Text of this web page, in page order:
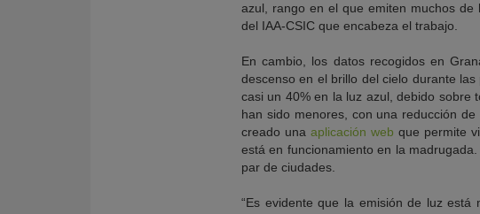
azul, rango en el que emiten muchos de
del IAA-CSIC que encabeza el trabajo.
En cambio, los datos recogidos en
descenso en el brillo del cielo durante
casi un 40% en la luz azul, debido sobre
han sido menores, con una reducción
creado una aplicación web que permite
está en funcionamiento en la
par de ciudades.
“Es evidente que la emisión de luz